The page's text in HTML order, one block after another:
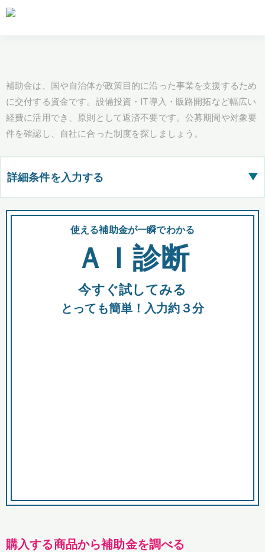
補助金は、国や自治体が政策目的に沿った事業を支援するため
に交付する資金です。設備投資・IT導入・販路開拓など幅広い
経費に活用でき、原則として返済不要です。公募期間や対象要
件を確認し、自社に合った制度を探しましょう。
詳細条件を入力する ▶
都道府県
全国の検索結果を含めて表示
助成金 融資 出資
使える補助金が一瞬でわかる
ＡＩ診断
今すぐ試してみる
とっても簡単！入力約３分
購入する商品から補助金を調べる